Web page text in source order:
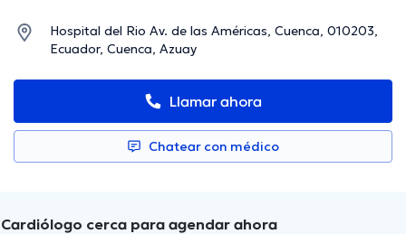
Hospital del Rio Av. de las Américas, Cuenca, 010203,
Ecuador, Cuenca, Azuay
Llamar ahora
Chatear con médico
Cardiólogo cerca para agendar ahora